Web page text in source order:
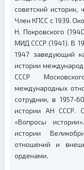
советский историк,
Член КПСС с 1939.
Н. Покровского
МИД СССР (1941). В
1947 заведующий
истории
СССР
международных
сотрудник, в 1957-
истории АН СССР.
«Вопросы
истории
отношений и
орденами.